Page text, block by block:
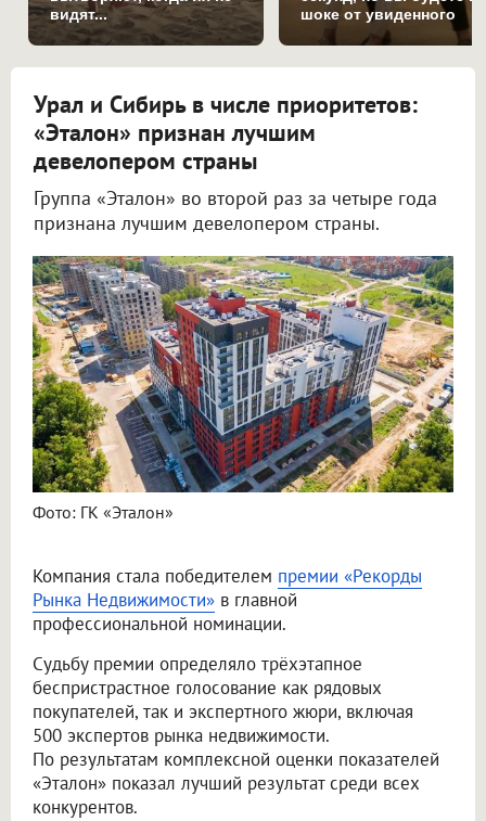
видят...
шоке от увиденного
Урал и Сибирь в числе приоритетов:
«Эталон» признан лучшим
девелопером страны
Группа «Эталон» во второй раз за четыре года
признана лучшим девелопером страны.
Фото: ГК «Эталон»
Компания стала победителем премии «Рекорды
Рынка Недвижимости» в главной
профессиональной номинации.
Судьбу премии определяло трёхэтапное
беспристрастное голосование как рядовых
покупателей, так и экспертного жюри, включая
500 экспертов рынка недвижимости.
По результатам комплексной оценки показателей
«Эталон» показал лучший результат среди всех
конкурентов.